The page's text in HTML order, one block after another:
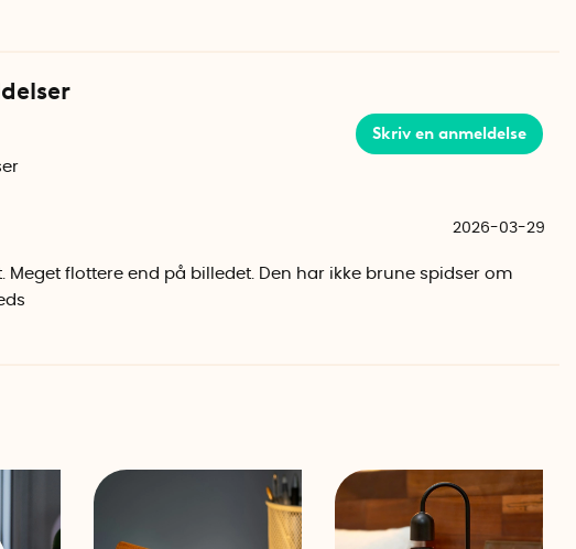
300 gram
gram
er drevet af 3 AA batterier (købes separat) og har en
du tænder lampen, forbliver den tændt i 6 timer, hvorefter den
indendørs.
Skriv en anmeldelse
2026-03-29
Meget flottere end på billedet. Den har ikke brune spidser om